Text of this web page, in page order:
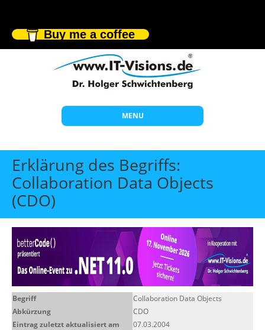
Buy me a coffee
MENU
Start
Themen
Offene Seminare
Wissen
Über uns
Erklärung des Begriffs:
Collaboration Data Objects
(CDO)
Begriff
Collaboration Data Objects
Abkürzung
CDO
Eintrag zuletzt aktualisiert am
07.03.2004